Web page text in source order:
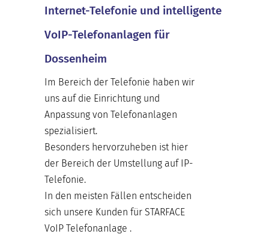
Internet-Telefonie und intelligente
VoIP-Telefonanlagen für
Dossenheim
Im Bereich der Telefonie haben wir
uns auf die Einrichtung und
Anpassung von Telefonanlagen
spezialisiert.
Besonders hervorzuheben ist hier
der Bereich der Umstellung auf IP-
Telefonie.
In den meisten Fällen entscheiden
sich unsere Kunden für STARFACE
VoIP Telefonanlage .